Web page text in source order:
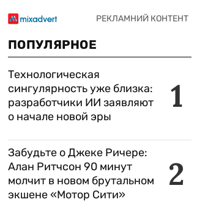
ПОПУЛЯРНОЕ
1
Технологическая
сингулярность уже близка:
разработчики ИИ заявляют
о начале новой эры
2
Забудьте о Джеке Ричере:
Алан Ритчсон 90 минут
молчит в новом брутальном
экшене «Мотор Сити»